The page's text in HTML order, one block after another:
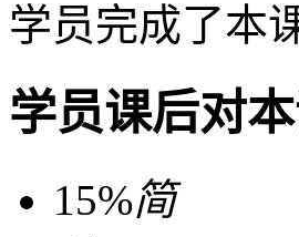
学员完成了本
学员课后对
15%简